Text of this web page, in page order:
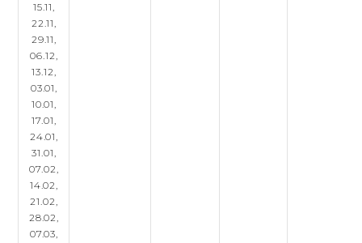
15.11,
22.11,
29.11,
06.12,
13.12,
03.01,
10.01,
17.01,
24.01,
31.01,
07.02,
14.02,
21.02,
28.02,
07.03,